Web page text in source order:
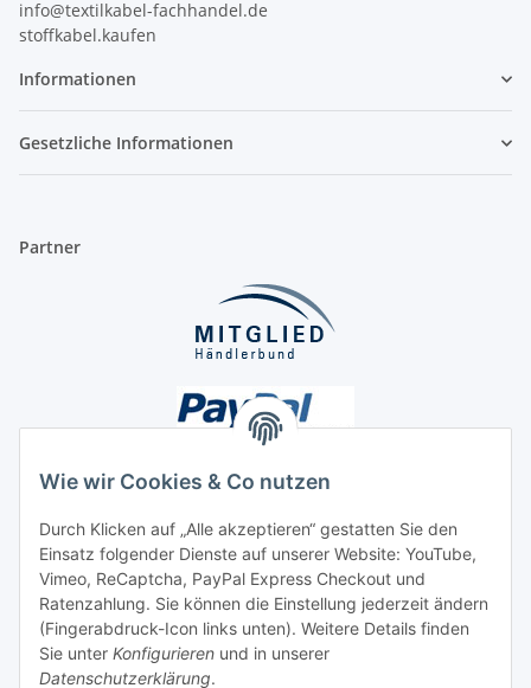
Wie wir Cookies & Co nutzen
Durch Klicken auf „Alle akzeptieren“ gestatten Sie den
Einsatz folgender Dienste auf unserer Website: YouTube,
Vimeo, ReCaptcha, PayPal Express Checkout und
Ratenzahlung. Sie können die Einstellung jederzeit ändern
(Fingerabdruck-Icon links unten). Weitere Details finden
Sie unter Konfigurieren und in unserer
Datenschutzerklärung.
info@textilkabel-fachhandel.de
stoffkabel.kaufen
Informationen
Gesetzliche Informationen
Partner
Unsere Seiten
Social Media